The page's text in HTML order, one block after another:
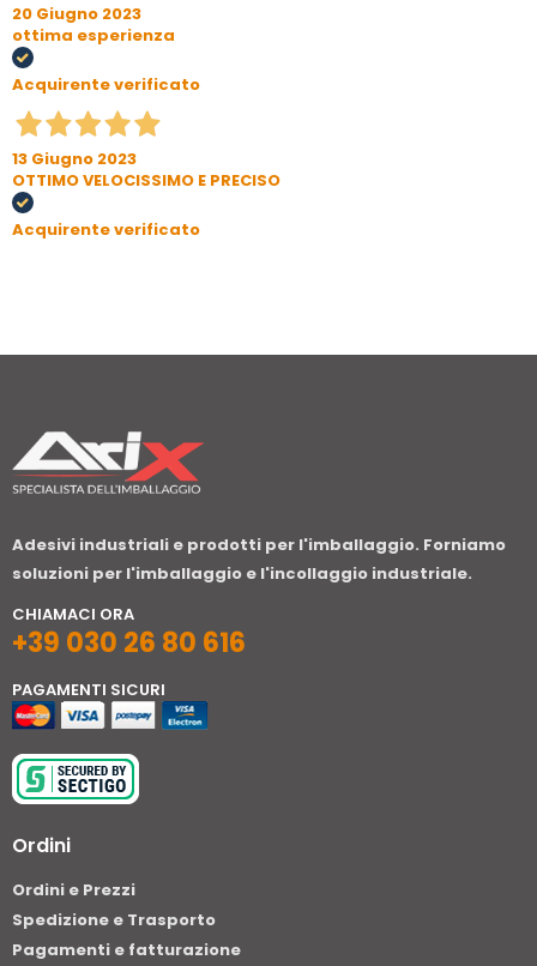
20 Giugno 2023
ottima esperienza
Acquirente verificato
13 Giugno 2023
OTTIMO VELOCISSIMO E PRECISO
Acquirente verificato
Adesivi industriali e prodotti per l'imballaggio. Forniamo
soluzioni per l'imballaggio e l'incollaggio industriale.
CHIAMACI ORA
+39 030 26 80 616
PAGAMENTI SICURI
Ordini
Ordini e Prezzi
Spedizione e Trasporto
Pagamenti e fatturazione